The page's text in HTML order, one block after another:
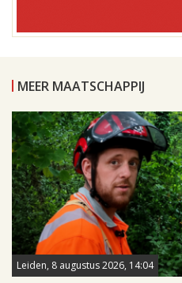
MEER MAATSCHAPPIJ
Leiden, 8 augustus 2026, 14:04